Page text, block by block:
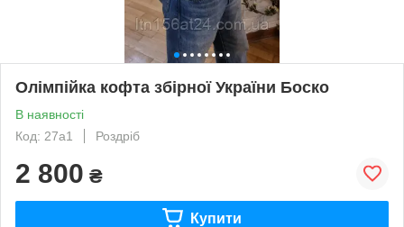
Олімпійка кофта збірної України Боско
В наявності
Код: 27а1
Роздріб
2 800 ₴
Купити